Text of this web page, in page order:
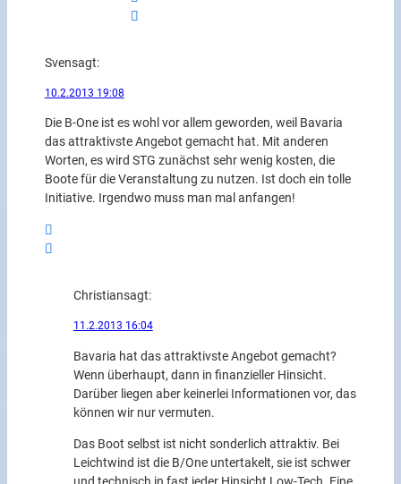
Svensagt:
10.2.2013 19:08
Die B-One ist es wohl vor allem geworden, weil Bavaria
das attraktivste Angebot gemacht hat. Mit anderen
Worten, es wird STG zunächst sehr wenig kosten, die
Boote für die Veranstaltung zu nutzen. Ist doch ein tolle
Initiative. Irgendwo muss man mal anfangen!
Christiansagt:
11.2.2013 16:04
Bavaria hat das attraktivste Angebot gemacht?
Wenn überhaupt, dann in finanzieller Hinsicht.
Darüber liegen aber keinerlei Informationen vor, das
können wir nur vermuten.
Das Boot selbst ist nicht sonderlich attraktiv. Bei
Leichtwind ist die B/One untertakelt, sie ist schwer